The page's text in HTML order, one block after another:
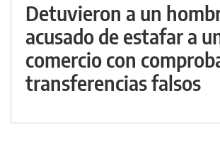
Detuvieron a un
acusado de estafar a
comercio con
transferencias falsos